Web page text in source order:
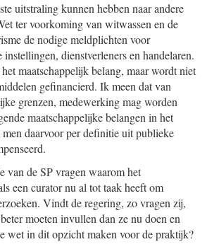
uitstraling kunnen hebben naar andere
ter voorkoming van witwassen en de
de nodige meldplichten voor
dienstverleners en handelaren.
maatschappelijk belang, maar wordt niet
gefinancierd. Ik meen dat van
grenzen, medewerking mag worden
maatschappelijke belangen in het
daarvoor per definitie uit publieke
van de SP vragen waarom het
een curator nu al tot taak heeft om
Vindt de regering, zo vragen zij,
moeten invullen dan ze nu doen en
wet in dit opzicht maken voor de praktijk?